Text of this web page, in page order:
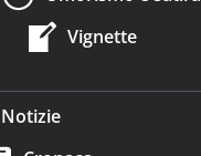
Vignette
Notizie